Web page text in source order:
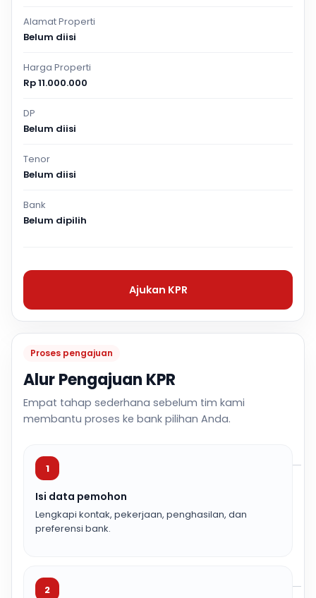
Proses pengajuan
Alur Pengajuan KPR
Empat tahap sederhana sebelum tim kami
membantu proses ke bank pilihan Anda.
1
Isi data pemohon
Lengkapi kontak, pekerjaan, penghasilan, dan
preferensi bank.
2
Alamat Properti
Belum diisi
Harga Properti
Rp 11.000.000
DP
Belum diisi
Tenor
Belum diisi
Bank
Belum dipilih
Ajukan KPR